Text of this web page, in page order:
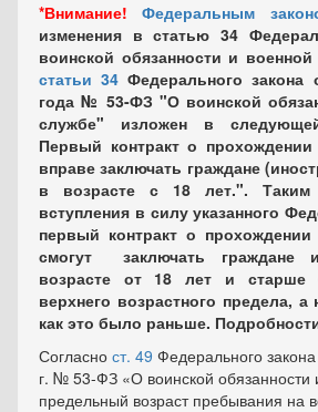
*Внимание!Федеральным
изменения в статью 34
воинской обязанности и
статьи 34 Федерального закона
года № 53-ФЗ "О воинской
службе" изложен в
Первый контракт о
вправе заключать граждане
в возрасте с 18 лет.". Таким
вступления в силу указанного
первый контракт о
смогут заключать граждане
возрасте от 18 лет и старше
верхнего возрастного предела,
как это было раньше.
Согласно ст. 49 Федерального
г. № 53-ФЗ «О воинской обязанности
предельный возраст пребывания на